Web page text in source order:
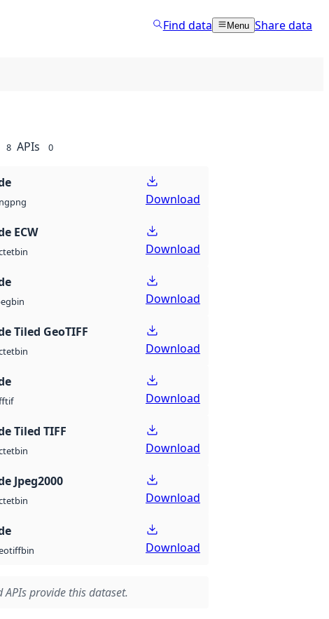
Find data Menu Share data
8 APIs 0
png Download
ECW
bin Download
bin Download
Tiled GeoTIFF
bin Download
tif Download
Tiled TIFF
bin Download
Jpeg2000
bin Download
bin Download
APIs provide this dataset.